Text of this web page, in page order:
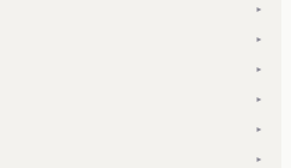
▾
▾
▾
▾
▾
▾